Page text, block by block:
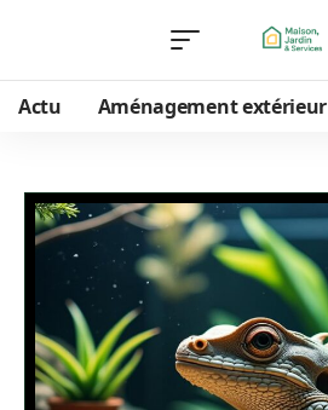
Actu Aménagement extérieur